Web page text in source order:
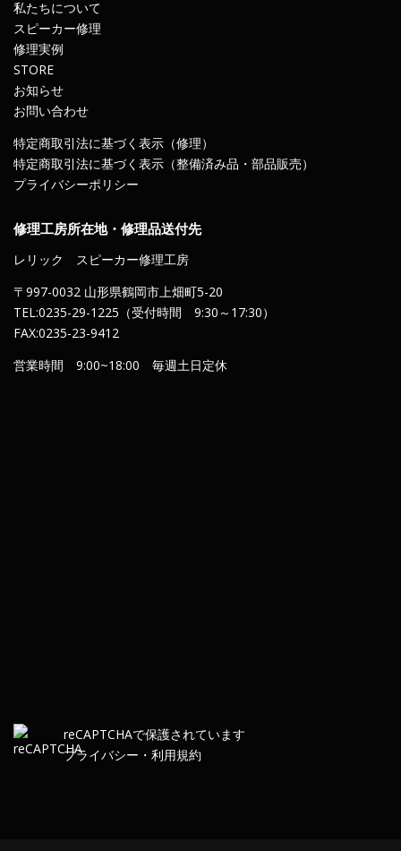
私たちについて
スピーカー修理
修理実例
STORE
お知らせ
お問い合わせ
特定商取引法に基づく表示（修理）
特定商取引法に基づく表示（整備済み品・部品販売）
プライバシーポリシー
修理工房所在地・修理品送付先
レリック スピーカー修理工房
〒997-0032 山形県鶴岡市上畑町5-20
TEL:0235-29-1225（受付時間 9:30～17:30）
FAX:0235-23-9412
営業時間 9:00~18:00 毎週土日定休
reCAPTCHAで保護されています
プライバシー ・ 利用規約